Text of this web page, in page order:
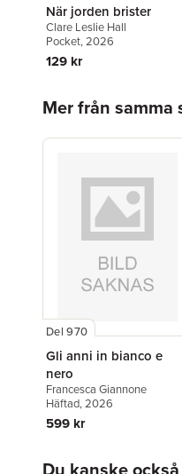
När jorden brister
Clare Leslie Hall
Pocket, 2026
129 kr
Mer från samma
Del 970
Gli anni in bianco e
nero
Francesca Giannone
Häftad, 2026
599 kr